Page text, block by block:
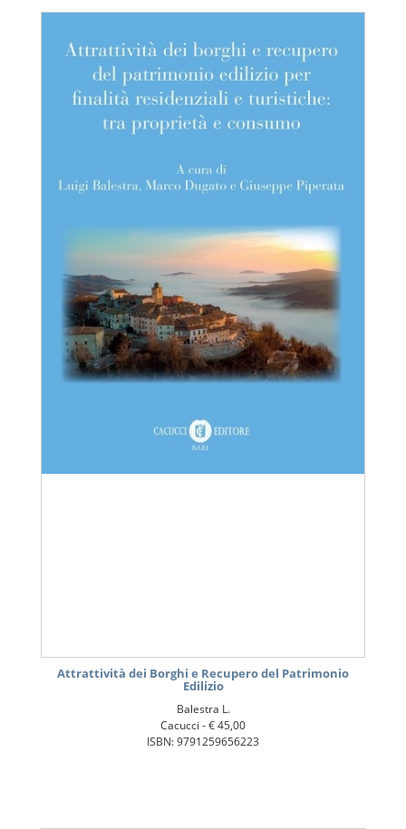
Attrattività dei Borghi e Recupero del Patrimonio
Edilizio
Balestra L.
Cacucci -€ 45,00
ISBN: 9791259656223